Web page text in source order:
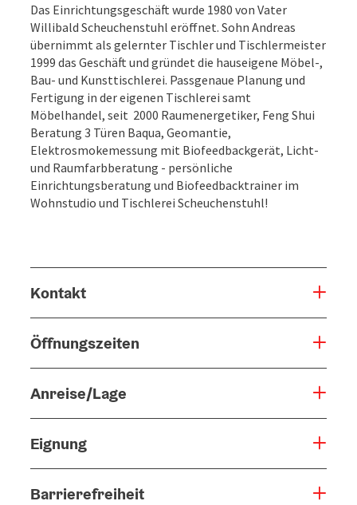
Das Einrichtungsgeschäft wurde 1980 von Vater
Willibald Scheuchenstuhl eröffnet. Sohn Andreas
übernimmt als gelernter Tischler und Tischlermeister
1999 das Geschäft und gründet die hauseigene Möbel-,
Bau- und Kunsttischlerei. Passgenaue Planung und
Fertigung in der eigenen Tischlerei samt
Möbelhandel, seit 2000 Raumenergetiker, Feng Shui
Beratung 3 Türen Baqua, Geomantie,
Elektrosmokemessung mit Biofeedbackgerät, Licht-
und Raumfarbberatung - persönliche
Einrichtungsberatung und Biofeedbacktrainer im
Wohnstudio und Tischlerei Scheuchenstuhl!
Kontakt
Öffnungszeiten
Anreise/Lage
Eignung
Barrierefreiheit